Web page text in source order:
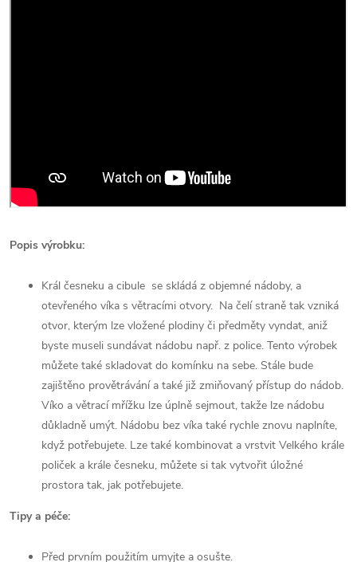
Popis výrobku:
Král česneku a cibule se skládá z objemné nádoby, a
otevřeného víka s větracími otvory. Na čelí straně tak vzniká
otvor, kterým lze vložené plodiny či předměty vyndat, aniž
byste museli sundávat nádobu např. z police. Tento výrobek
můžete také skladovat do komínku na sebe. Stále bude
zajištěno provětrávání a také již zmiňovaný přístup do nádob.
Víko a větrací mřížku lze úplně sejmout, takže lze nádobu
důkladně umýt. Nádobu bez víka také rychle znovu naplníte,
když potřebujete. Lze také kombinovat a vrstvit Velkého krále
poliček a krále česneku, můžete si tak vytvořit úložné
prostora tak, jak potřebujete.
Tipy a péče:
Před prvním použitím umyjte a osušte.